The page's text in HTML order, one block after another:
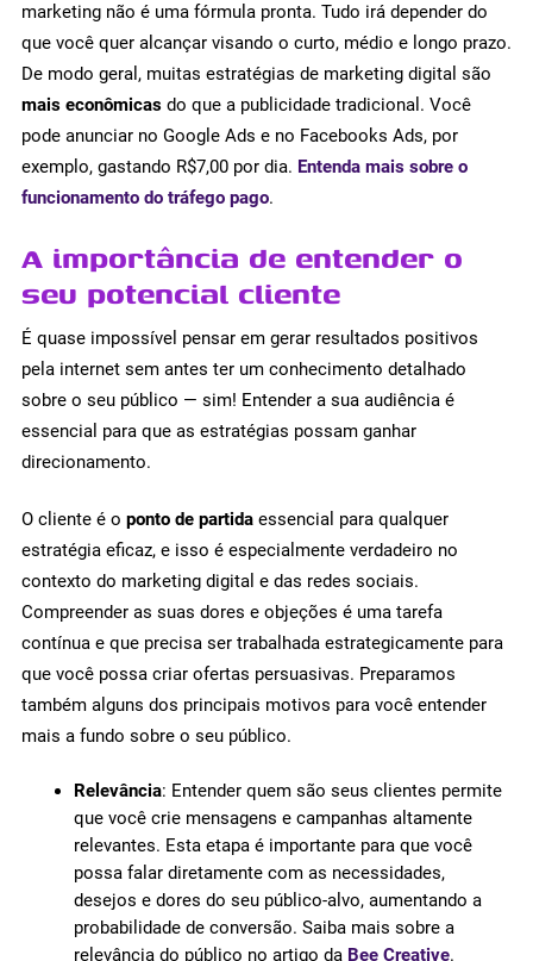
marketing não é uma fórmula pronta. Tudo irá depender do
que você quer alcançar visando o curto, médio e longo prazo.
De modo geral, muitas estratégias de marketing digital são
mais econômicas do que a publicidade tradicional. Você
pode anunciar no Google Ads e no Facebooks Ads, por
exemplo, gastando R$7,00 por dia. Entenda mais sobre o
funcionamento do tráfego pago.
A importância de entender o
seu potencial cliente
É quase impossível pensar em gerar resultados positivos
pela internet sem antes ter um conhecimento detalhado
sobre o seu público — sim! Entender a sua audiência é
essencial para que as estratégias possam ganhar
direcionamento.
O cliente é o ponto de partida essencial para qualquer
estratégia eficaz, e isso é especialmente verdadeiro no
contexto do marketing digital e das redes sociais.
Compreender as suas dores e objeções é uma tarefa
contínua e que precisa ser trabalhada estrategicamente para
que você possa criar ofertas persuasivas. Preparamos
também alguns dos principais motivos para você entender
mais a fundo sobre o seu público.
Relevância: Entender quem são seus clientes permite
que você crie mensagens e campanhas altamente
relevantes. Esta etapa é importante para que você
possa falar diretamente com as necessidades,
desejos e dores do seu público-alvo, aumentando a
probabilidade de conversão. Saiba mais sobre a
relevância do público no artigo da Bee Creative.